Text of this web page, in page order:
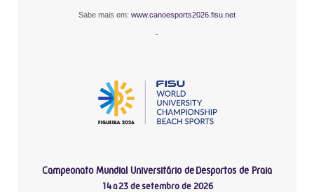
Sabe mais em: www.canoesports2026.fisu.net
-
Campeonato Mundial Universitário de Desportos de Praia
14 a 23 de setembro de 2026